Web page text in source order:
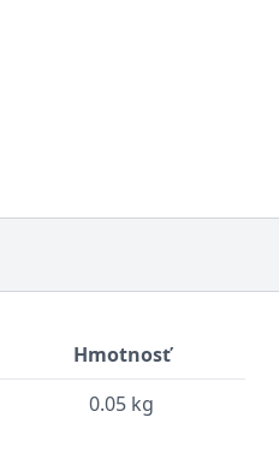
Hmotnosť
0.05 kg